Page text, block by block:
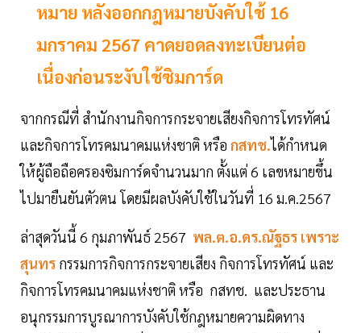
หมาย หลังออกกฎหมายบังคับใช้ 16
มกราคม 2567 คาดยอดลงทะเบียนต่อ
เนื่องก่อนระงับใช้ซิมการ์ด
จากกรณีที่ สำนักงานกิจการกระจายเสียงกิจการโทรทัศน์
และกิจการโทรคมนาคมแห่งชาติ หรือ กสทช.ได้กำหนด
ให้ผู้ถือถือครองซิมการ์ดจำนวนมาก ตั้งแต่ 6 เลขหมายขึ้น
ไปมายืนยันตัวตน โดยมีผลบังคับใช้ในวันที่ 16 ม.ค.2567
ล่าสุดวันนี้ 6 กุมภาพันธ์ 2567 พล.ต.อ.ดร.ณัฐธร เพราะ
สุนทร กรรมการกิจการกระจายเสียง กิจการโทรทัศน์ และ
กิจการโทรคมนาคมแห่งชาติ หรือ กสทช. และประธาน
อนุกรรมการบูรณาการบังคับใช้กฎหมายความผิดทาง